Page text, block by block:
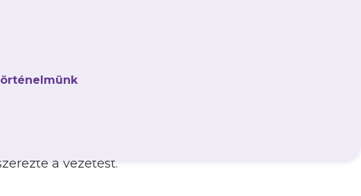
jutott női
hazai mérkőzéssel kezdte
vezetőedzőnk, Oroszi
a Pécs a 9. percben
a vezetést.